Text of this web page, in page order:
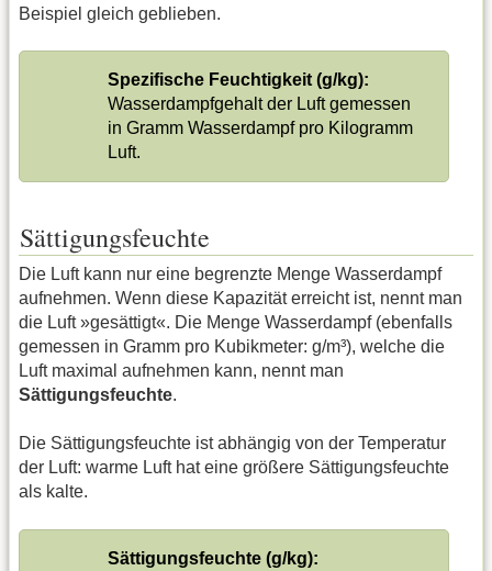
Beispiel gleich geblieben.
Spezifische Feuchtigkeit (g/kg):
Wasserdampfgehalt der Luft gemessen
in Gramm Wasserdampf pro Kilogramm
Luft.
Sättigungsfeuchte
Die Luft kann nur eine begrenzte Menge Wasserdampf
aufnehmen. Wenn diese Kapazität erreicht ist, nennt man
die Luft »gesättigt«. Die Menge Wasserdampf (ebenfalls
gemessen in Gramm pro Kubikmeter: g/m³), welche die
Luft maximal aufnehmen kann, nennt man
Sättigungsfeuchte.
Die Sättigungsfeuchte ist abhängig von der Temperatur
der Luft: warme Luft hat eine größere Sättigungsfeuchte
als kalte.
Sättigungsfeuchte (g/kg):